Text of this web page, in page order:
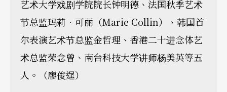
艺术大学戏剧学院院长钟明德、法国秋季艺术
节总监玛莉．可丽（Marie Collin）、韩国首
尔表演艺术节总监金哲理、香港二十进念体艺
术总监荣念曾、南台科技大学讲师杨美英等五
人。（廖俊逞）